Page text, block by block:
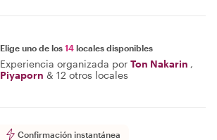
Elige uno de los 14 locales disponibles
Experiencia organizada por Ton Nakarin ,
Piyaporn & 12 otros locales
Confirmación instantánea